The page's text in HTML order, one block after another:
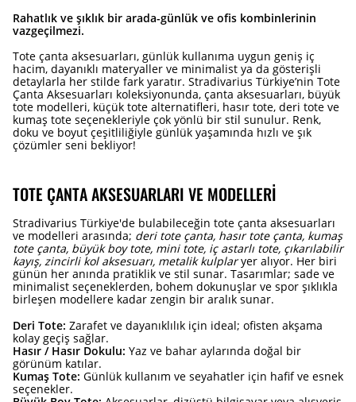
Rahatlık ve şıklık bir arada-günlük ve ofis kombinlerinin
vazgeçilmezi.
Tote çanta aksesuarları, günlük kullanıma uygun geniş iç
hacim, dayanıklı materyaller ve minimalist ya da gösterişli
detaylarla her stilde fark yaratır. Stradivarius Türkiye’nin Tote
Çanta Aksesuarları koleksiyonunda, çanta aksesuarları, büyük
tote modelleri, küçük tote alternatifleri, hasır tote, deri tote ve
kumaş tote seçenekleriyle çok yönlü bir stil sunulur. Renk,
doku ve boyut çeşitliliğiyle günlük yaşamında hızlı ve şık
çözümler seni bekliyor!
TOTE ÇANTA AKSESUARLARI VE MODELLERI
Stradivarius Türkiye'de bulabileceğin tote çanta aksesuarları
ve modelleri arasında; deri tote çanta, hasır tote çanta, kumaş
tote çanta, büyük boy tote, mini tote, iç astarlı tote, çıkarılabilir
kayış, zincirli kol aksesuarı, metalik kulplaryer alıyor. Her biri
günün her anında pratiklik ve stil sunar. Tasarımlar; sade ve
minimalist seçeneklerden, bohem dokunuşlar ve spor şıklıkla
birleşen modellere kadar zengin bir aralık sunar.
Deri Tote: Zarafet ve dayanıklılık için ideal; ofisten akşama
kolay geçiş sağlar.
Hasır / Hasır Dokulu: Yaz ve bahar aylarında doğal bir
görünüm katılar.
Kumaş Tote: Günlük kullanım ve seyahatler için hafif ve esnek
seçenekler.